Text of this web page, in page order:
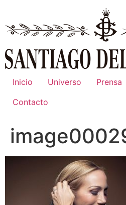
contenido
Inicio Universo Prensa
Contacto